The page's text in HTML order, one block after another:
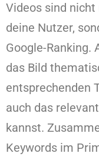
Videos sind
deine Nutzer,
Google-Ranking.
das Bild
entsprechenden
auch das
kannst.
Keywords im